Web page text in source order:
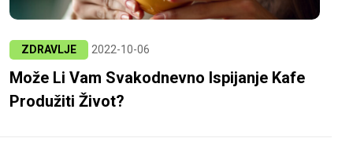
ZDRAVLJE 2022-10-06
Može Li Vam Svakodnevno Ispijanje Kafe
Produžiti Život?